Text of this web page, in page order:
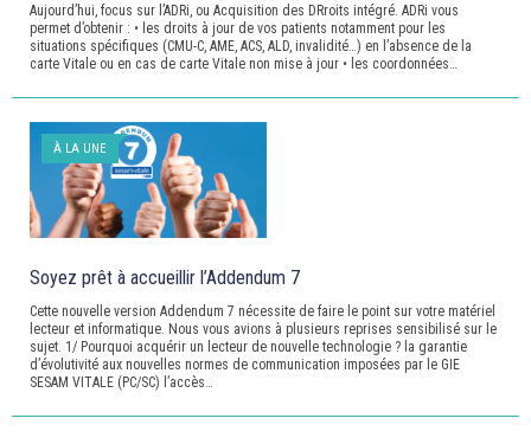
Aujourd’hui, focus sur l’ADRi, ou Acquisition des DRroits intégré. ADRi vous
permet d’obtenir : • les droits à jour de vos patients notamment pour les
situations spécifiques (CMU-C, AME, ACS, ALD, invalidité…) en l’absence de la
carte Vitale ou en cas de carte Vitale non mise à jour • les coordonnées…
À LA UNE
Soyez prêt à accueillir l’Addendum 7
Cette nouvelle version Addendum 7 nécessite de faire le point sur votre matériel
lecteur et informatique. Nous vous avions à plusieurs reprises sensibilisé sur le
sujet. 1/ Pourquoi acquérir un lecteur de nouvelle technologie ? la garantie
d’évolutivité aux nouvelles normes de communication imposées par le GIE
SESAM VITALE (PC/SC) l’accès…